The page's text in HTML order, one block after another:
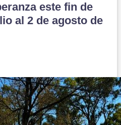
este fin de
al 2 de agosto de